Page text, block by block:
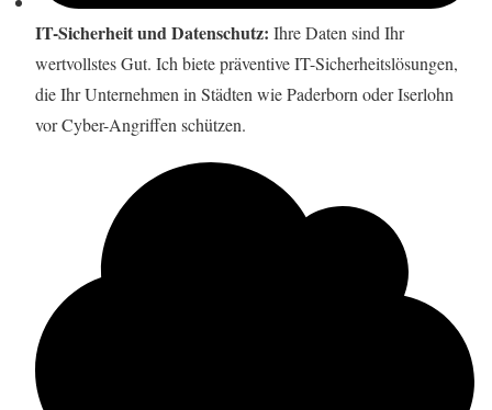
IT-Sicherheit und Datenschutz: Ihre Daten sind Ihr
wertvollstes Gut. Ich biete präventive IT-Sicherheitslösungen,
die Ihr Unternehmen in Städten wie Paderborn oder Iserlohn
vor Cyber-Angriffen schützen.